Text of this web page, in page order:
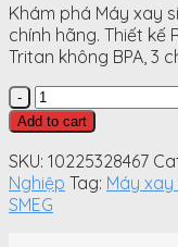
was:
VNĐ.
Khám phá Máy xay
chính hãng. Thiết kế
Tritan không BPA, 3
Máy
xay
sinh
tố
SMEG
BLF03BLEU
Add to cart
SKU: 10225328467
Nghiệp Tag: Máy xay
SMEG